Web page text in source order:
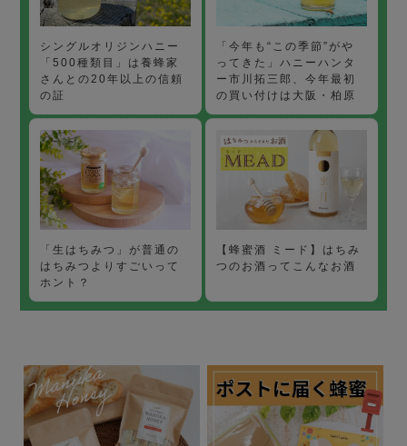
シングルオリジンハニー
「500種類目」は養蜂家
さんとの20年以上の信頼
の証
「今年も“この季節”がや
ってきた」ハニーハンタ
ー市川拓三郎、今年最初
の買い付けは大阪・柏原
「生はちみつ」が普通の
はちみつよりすごいって
ホント？
【蜂蜜酒 ミード】はちみ
つのお酒ってこんなお酒